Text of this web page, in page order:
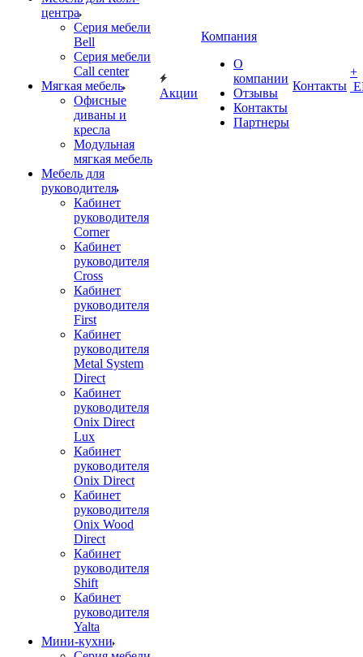
центра
Серия мебели
Bell
Серия мебели
Call center
Мягкая мебель
Офисные
диваны и
кресла
Модульная
мягкая мебель
Мебель для
руководителя
Кабинет
руководителя
Corner
Кабинет
руководителя
Cross
Кабинет
руководителя
First
Кабинет
руководителя
Metal System
Direct
Кабинет
руководителя
Onix Direct
Lux
Кабинет
руководителя
Onix Direct
Кабинет
руководителя
Onix Wood
Direct
Кабинет
руководителя
Shift
Кабинет
руководителя
Yalta
Мини-кухни
Акции
Компания
О
компании
Отзывы
Контакты
Партнеры
Контакты
+